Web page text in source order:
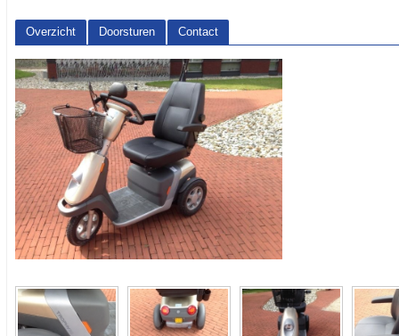
Overzicht Doorsturen
Contact
<< Terug naar het advertentie overzicht